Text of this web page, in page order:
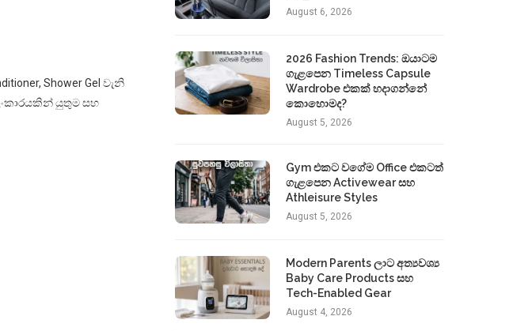
Shower Gel වැනි
යුතුම සහ
August 6, 2026
2026 Fashion Trends: ඔයාටම
ගැළපෙන Timeless Capsule
Wardrobe එකක් හදාගන්නේ
කොහොමද?
August 5, 2026
Gym එකට වගේම Office එකටත්
ගැළපෙන Activewear සහ
Athleisure Styles
August 5, 2026
Modern Parents ලාට අත්‍යවශ්‍ය
Baby Care Products සහ
Tech-Enabled Gear
August 4, 2026